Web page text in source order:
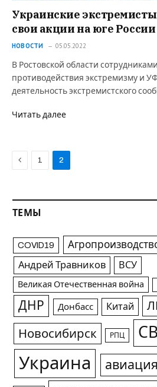
Украинские
свои акции на юге России
НОВОСТИ 05.05.2022
В Ростовской области
противодействия экстремизму и
деятельность экстремистского
Читать далее
Previous
1 2
ТЕМЫ
COVID19
Андрей Травников ВСУ
Великая Отечественная война
ДНР Донбасс Китай
Новосибирск РПЦ
Украина авиация